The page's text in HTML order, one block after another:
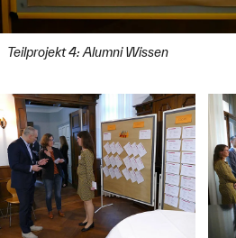
Teilprojekt 4: Alumni Wissen